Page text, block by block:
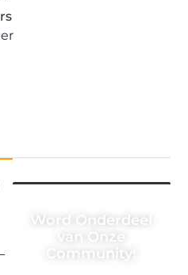
Word Onderdeel
van Onze
Community!